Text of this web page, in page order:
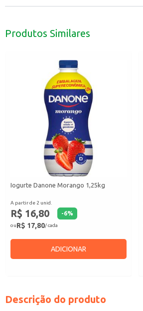
Produtos Similares
Iogurte Danone Morango 1,25kg
A partir de 2 unid.
R$ 16,80 -6%
ouR$ 17,80/ cada
ADICIONAR
Descrição do produto